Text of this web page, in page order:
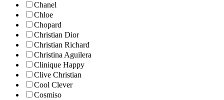
Chanel
Chloe
Chopard
Christian Dior
Christian Richard
Christina Aguilera
Clinique Happy
Clive Christian
Cool Clever
Cosmiso